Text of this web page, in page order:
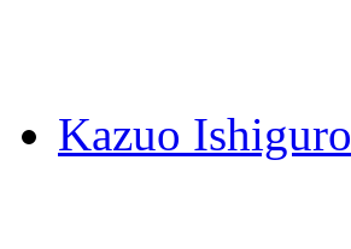
Kazuo Ishiguro